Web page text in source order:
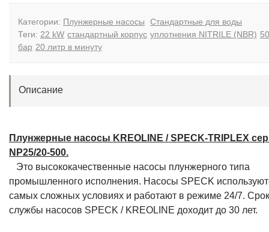
Категории: Плунжерные насосы
Стандартные для воды
Теги: 22 kW стандартный корпус уплотнения NITRILE (NBR)
бар 20 литр в минуту
Описание
Плунжерные насосы KREOLINE / SPECK-TRIPLEX
NP25/20-500.
Это высококачественные насосы плунжерного типа
промышленного исполнения. Насосы SPECK
самых сложных условиях и работают в режиме 24/7. Срок
службы насосов SPECK / KREOLINE доходит до 30 лет.